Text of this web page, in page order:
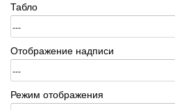
Табло
Отображение надписи
Режим отображения